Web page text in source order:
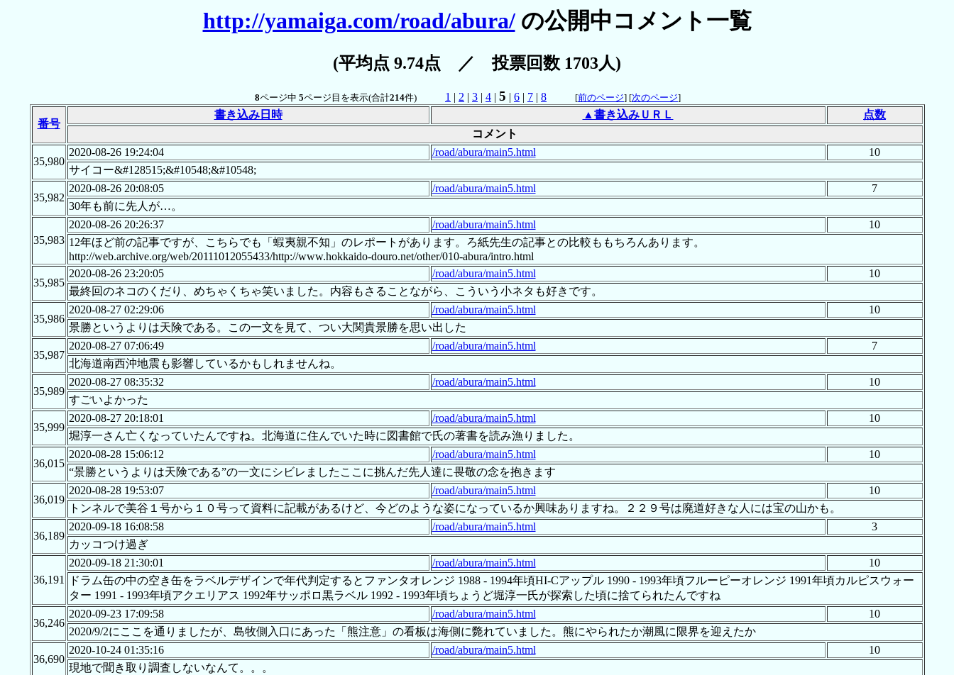
http://yamaiga.com/road/abura/の公開中コメント一覧
(平均点 9.74点 ／ 投票回数 1703人)
8ページ中 5ページ目を表示(合計214件) 1 | 2 | 3 | 4 | 5 | 6 | 7 | 8 [前のページ] [次のページ]
番号
書き込み日時 ▲書き込みＵＲＬ
点数
コメント
35,980
2020-08-26 19:24:04 /road/abura/main5.html
10
サイコー&#128515;&#10548;&#10548;
35,982
2020-08-26 20:08:05 /road/abura/main5.html
7
30年も前に先人が…。
35,983
2020-08-26 20:26:37 /road/abura/main5.html
10
12年ほど前の記事ですが、こちらでも「蝦夷親不知」のレポートがあります。ろ紙先生の記事との比較ももちろんあります。
http://web.archive.org/web/20111012055433/http://www.hokkaido-douro.net/other/010-abura/intro.html
35,985
2020-08-26 23:20:05 /road/abura/main5.html
10
最終回のネコのくだり、めちゃくちゃ笑いました。内容もさることながら、こういう小ネタも好きです。
35,986
2020-08-27 02:29:06 /road/abura/main5.html
10
景勝というよりは天険である。この一文を見て、つい大関貴景勝を思い出した
35,987
2020-08-27 07:06:49 /road/abura/main5.html
7
北海道南西沖地震も影響しているかもしれませんね。
35,989
2020-08-27 08:35:32 /road/abura/main5.html
10
すごいよかった
35,999
2020-08-27 20:18:01 /road/abura/main5.html
10
堀淳一さん亡くなっていたんですね。北海道に住んでいた時に図書館で氏の著書を読み漁りました。
36,015
2020-08-28 15:06:12 /road/abura/main5.html
10
“景勝というよりは天険である”の一文にシビレましたここに挑んだ先人達に畏敬の念を抱きます
36,019
2020-08-28 19:53:07 /road/abura/main5.html
10
トンネルで美谷１号から１０号って資料に記載があるけど、今どのような姿になっているか興味ありますね。２２９号は廃道好きな人には宝の山かも。
36,189
2020-09-18 16:08:58 /road/abura/main5.html
3
カッコつけ過ぎ
36,191
2020-09-18 21:30:01 /road/abura/main5.html
10
ドラム缶の中の空き缶をラベルデザインで年代判定するとファンタオレンジ 1988 - 1994年頃HI-Cアップル 1990 - 1993年頃フルーピーオレンジ 1991年頃カルピスウォー
ター 1991 - 1993年頃アクエリアス 1992年サッポロ黒ラベル 1992 - 1993年頃ちょうど堀淳一氏が探索した頃に捨てられたんですね
36,246
2020-09-23 17:09:58 /road/abura/main5.html
10
2020/9/2にここを通りましたが、島牧側入口にあった「熊注意」の看板は海側に斃れていました。熊にやられたか潮風に限界を迎えたか
36,690
2020-10-24 01:35:16 /road/abura/main5.html
10
現地で聞き取り調査しないなんて。。。